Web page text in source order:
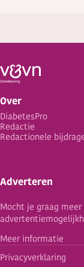
Over
DiabetesPro
Redactie
Redactionele
Adverteren
Mocht je graag
Meer informatie
Privacyverklaring